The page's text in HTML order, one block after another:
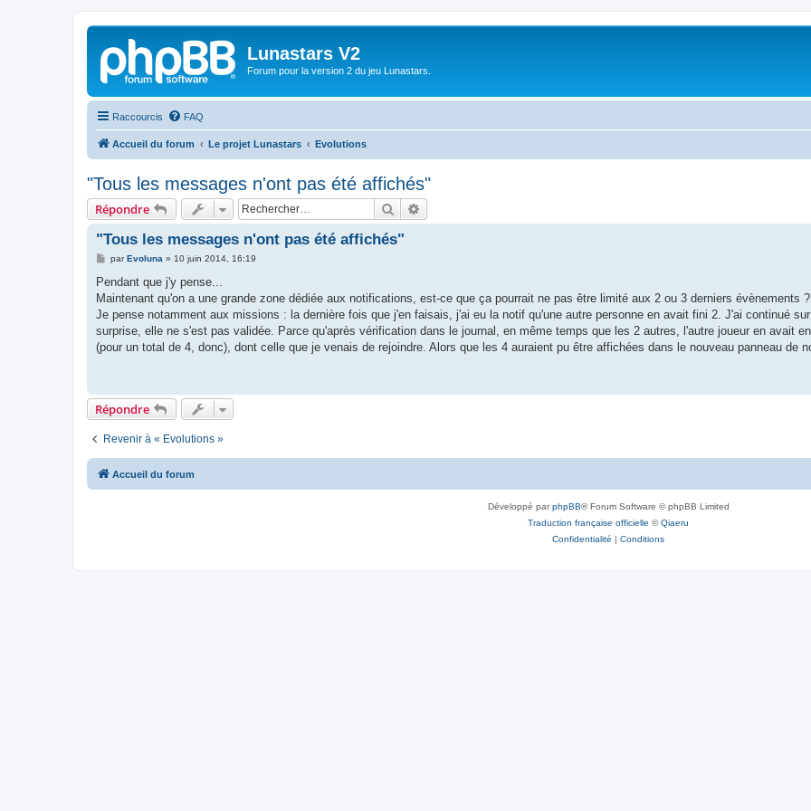
Lunastars V2
Forum pour la version 2 du jeu Lunastars.
Raccourcis FAQ
Accueil du forum Le projet Lunastars Evolutions
"Tous les messages n'ont pas été affichés"
Répondre Rechercher
"Tous les messages n'ont pas été affichés"
M
s
a
g
parEvoluna » 10 juin 2014, 16:19
Pendant que j'y pense...
Maintenant qu'on a une grande zone dédiée aux notifications, est-ce que ça pourrait ne pas être limité aux 2 ou 3 derniers évènements ?
Je pense notamment aux missions : la dernière fois que j'en faisais, j'ai eu la notif qu'une autre personne en avait fini 2. J'ai continué
surprise, elle ne s'est pas validée. Parce qu'après vérification dans le journal, en même temps que les 2 autres, l'autre joueur en avait
(pour un total de 4, donc), dont celle que je venais de rejoindre. Alors que les 4 auraient pu être affichées dans le nouveau panneau de
Répondre
Revenir à « Evolutions »
Accueil du forum
Développé parphpBB® Forum Software © phpBB Limited
Traduction française officielle ©Qiaeru
Confidentialité | Conditions